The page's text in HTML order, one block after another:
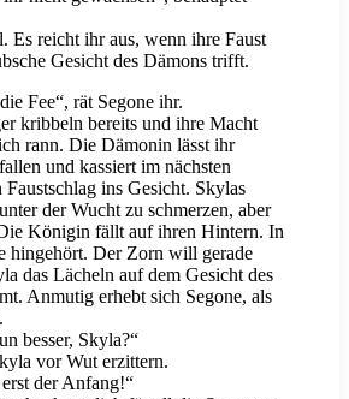
Es reicht ihr aus, wenn ihre Faust
Gesicht des Dämons trifft.
Fee“, rät Segone ihr.
kribbeln bereits und ihre Macht
rann. Die Dämonin lässt ihr
und kassiert im nächsten
ins Gesicht. Skylas
der Wucht zu schmerzen, aber
Königin fällt auf ihren Hintern. In
hingehört. Der Zorn will gerade
das Lächeln auf dem Gesicht des
Anmutig erhebt sich Segone, als
besser, Skyla?“
vor Wut erzittern.
der Anfang!“